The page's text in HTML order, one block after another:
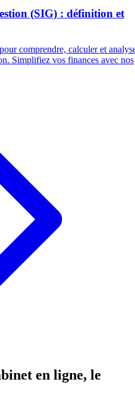
(SIG) : définition et
comprendre, calculer et
Simplifiez vos finances avec nos
en ligne, le